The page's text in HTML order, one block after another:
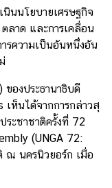
นนโยบายเศรษฐกิจ
ลาด และการเคลื่อน
รความเป็นอันหนึ่งอัน
งประธานาธิบดี
ห็นได้จากการกล่าวสุ
ะชาชาติครั้งที่ 72
(UNGA 72:
ณ นครนิวยอร์ก เมื่อ